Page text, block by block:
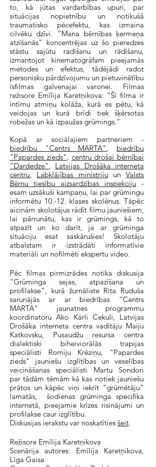
to, kā jūtas vardarbības upuri, par
situācijas nopietnību un notikušā
traumatisko pēcefektu, kas izmaina
cilvēku dzīvi. “Mana bērnības ķermeņa
atzīšanās” koncentrējas uz šo pieredzes
stāstu sajūtu radīšanu un rādīšanu,
izmantojot kinematogrāfam pieejamās
metodes un efektus, tādējādi radot
personisku pārdzīvojumu un pietuvinātību
īsfilmas galvenajai varonei. Filmas
režisore Emīlija Karetņikova: “Šī filma ir
intīmu atmiņu kolāža, kurā es pētu, kā
veidojas un kurā brīdi tiek šķērsotas
robežas un kā izpaužas grūmings.”
Kopā ar sociālajiem partneriem -
biedrību "Centrs MARTA", biedrību
"Papardes zieds", centru drošai bērnībai
"Dardedze", Latvijas Drošāka interneta
centru, Labklājības ministrijuun Valsts
Bērnu tiesību aizsardzības inspekciju -
esam uzsākuši kampaņu, lai par grūmingu
informētu 10.-12. klases skolēnus. Tāpēc
aicinām skolotājus rādīt filmu jauniešiem,
lai pārrunātu, kas ir grūmings, kā to
atpazīt un ko darīt, ja ar grūminga
situāciju esat saskārušies! Skolotāju
atbalstam ir izstrādāti informatīvie
materiāli un nofilmēti ekspertu video.
​Pēc filmas pirmizrādes notika diskusija
“Grūminga sejas, atpazīšana un
profilakse”, kurā žurnāliste Rita Ruduša
sarunājās ar ar biedrības “Centrs
MARTA" jaunatnes programmu
koordinatoru Ako Kārli Cekuli, Latvijas
Drošāka interneta centra vadītāju Maiju
Katkovsku, Pusaudžu resursa centra
dialektiski biheiviorālās trapijas
speciālisti Romiju Krēziņu, “Papardes
zieds" jauniešu izglītības un veselības
veicināšanas speciālisti Martu Sondori
par tādām tēmām kā kas notiek jauniešu
prātos un kāpēc viņi iekrīt “grūmētāju”
lamatās, šodienas grūminga specifika
internetā, pieejamie krīzes risinājumi un
profilakse caur izglītību.
Diskusijas ierakstu var noskatīties šeit.
Režisore Emīlija Karetņikova
Scenārija autores: Emīlija Karetņikova,
Līga Gaisa